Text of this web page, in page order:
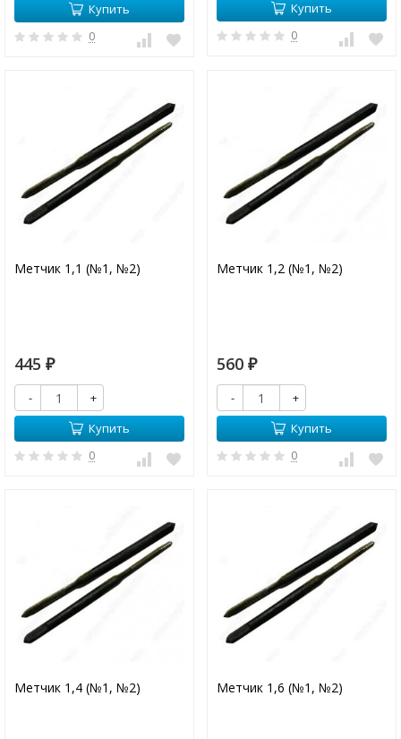
Купить
0
Купить
0
Метчик 1,1 (№1, №2)
445 ₽
-
+
Купить
0
Метчик 1,2 (№1, №2)
560 ₽
-
+
Купить
0
Метчик 1,4 (№1, №2) Метчик 1,6 (№1, №2)